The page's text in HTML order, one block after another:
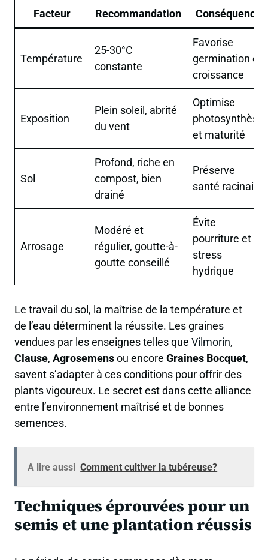
Facteur Recommandation Conséquence
Température
25-30°C
constante
Favorise
germination et
croissance
Exposition
Plein soleil, abrité
du vent
Optimise
photosynthèse
et maturité
Sol
Profond, riche en
compost, bien
drainé
Préserve
santé racinaire
Arrosage
Modéré et
régulier, goutte-à-
goutte conseillé
Évite
pourriture et
stress
hydrique
Le travail du sol, la maîtrise de la température et
de l’eau déterminent la réussite. Les graines
vendues par les enseignes telles que Vilmorin,
Clause, Agrosemensou encore Graines Bocquet,
savent s’adapter à ces conditions pour offrir des
plants vigoureux. Le secret est dans cette alliance
entre l’environnement maîtrisé et de bonnes
semences.
A lire aussi Comment cultiver la tubéreuse?
Techniques éprouvées pour un
semis et une plantation réussis